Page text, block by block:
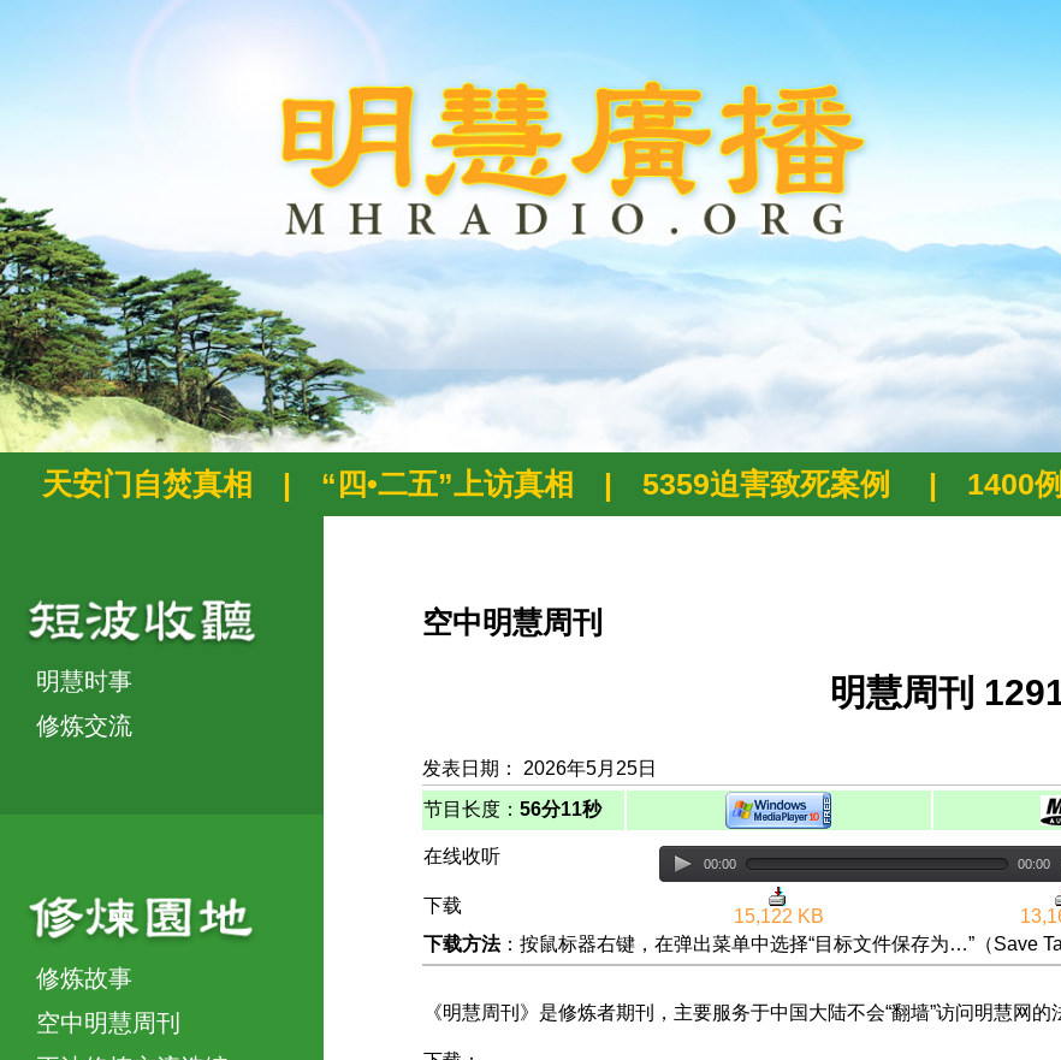
天安门自焚真相 | “四•二五”上访真相 | 5359迫害致死案例 | 1400
明慧时事
修炼交流
修炼故事
空中明慧周刊
空中明慧周刊
明慧周刊
发表日期： 2026年5月25日
节目长度： 56分11秒
在线收听 00:00 00:00
下载
15,122 KB
下载方法：按鼠标器右键，在弹出菜单中选择“目标文件保存为…”（Save
《明慧周刊》是修炼者期刊，主要服务于中国大陆不会“翻墙”访问明慧网